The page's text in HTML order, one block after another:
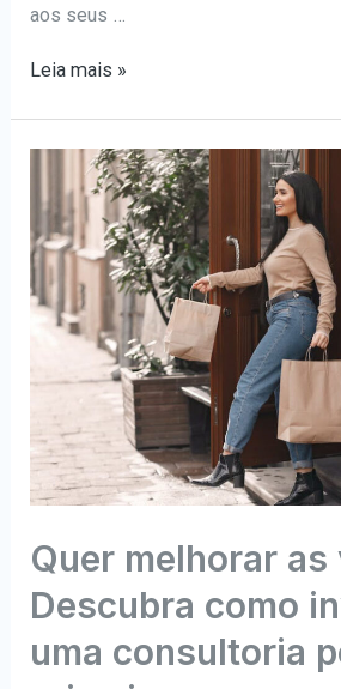
aos seus …
Futemax:
Transmissão
Esportiva
Impecável
Leia mais »
Quer melhorar as
Descubra como
uma consultoria